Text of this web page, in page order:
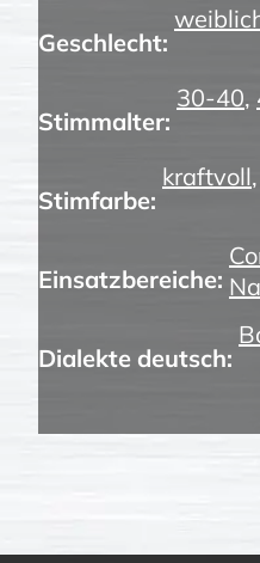
Geschlecht:
Stimmalter:
30-40,
Stimfarbe:
kraftvoll,
Einsatzbereiche:
Dialekte deutsch: